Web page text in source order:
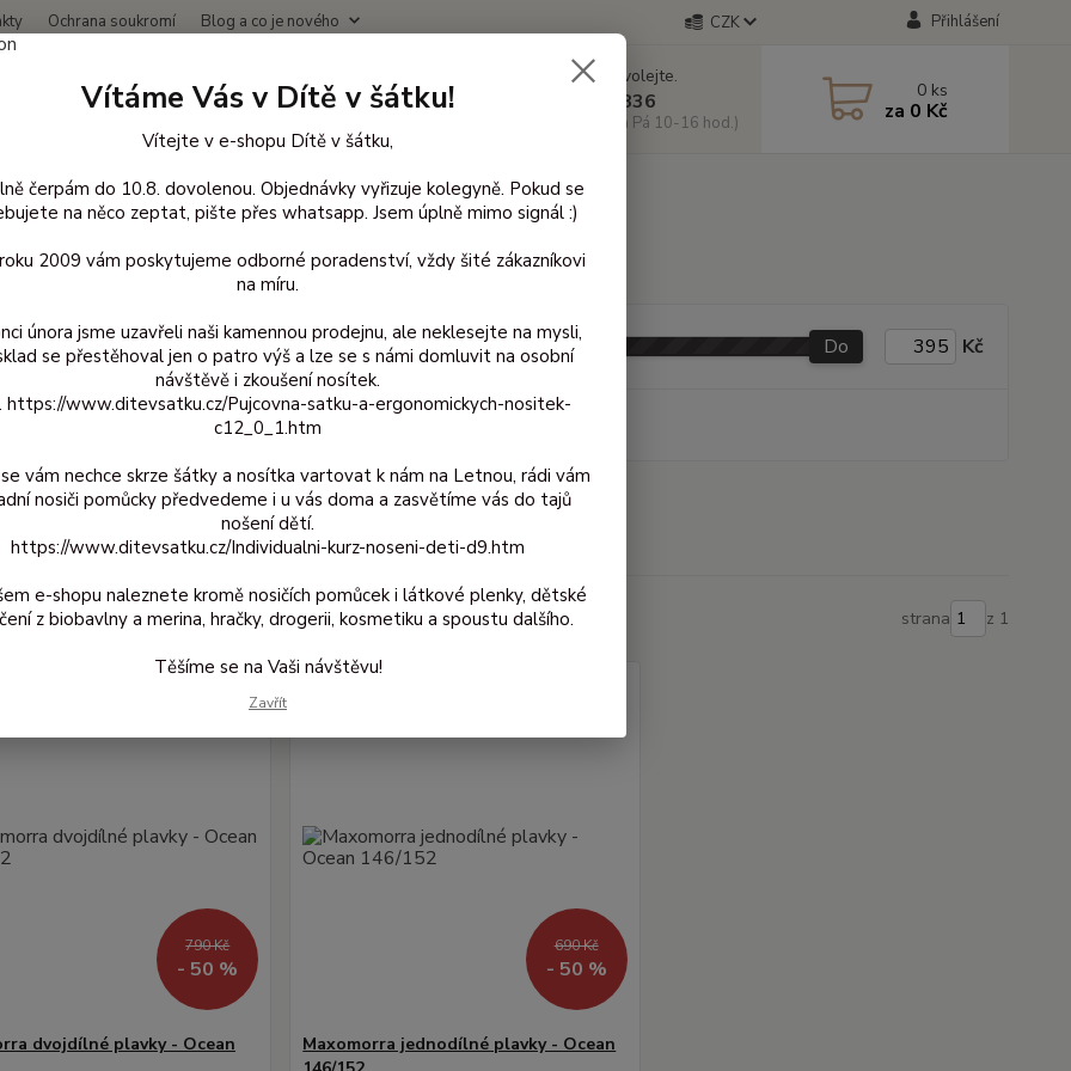
Ochrana soukromí Blog a co je nového CZK Přihlášení
Hledat
Nevíte si rady? Zavolejte.
+420 603 818 836
(Po-Čt 10-18 hod. a Pá 10-16 hod.)
0 ks
za 0 Kč
vodě, na plavání a kloboučky Maxomorra plavky 146/152
Kč Od Do Kč
Akce Doprava ZDARMA
Nejlevnější Nejdražší
2 z 2 strana z 1
790 Kč
- 50 %
dvojdílné plavky - Ocean
690 Kč
- 50 %
Maxomorra jednodílné plavky - Ocean
Vítáme Vás v Dítě v šátku!
Vítejte v e-shopu Dítě v šátku,
čerpám do 10.8. dovolenou. Objednávky vyřizuje kolegyně. Pokud se
na něco zeptat, pište přes whatsapp. Jsem úplně mimo signál :)
2009 vám poskytujeme odborné poradenství, vždy šité zákazníkovi
na míru.
února jsme uzavřeli naši kamennou prodejnu, ale neklesejte na mysli,
se přestěhoval jen o patro výš a lze se s námi domluvit na osobní
návštěvě i zkoušení nosítek.
https://www.ditevsatku.cz/Pujcovna-satku-a-ergonomickych-nositek-
c12_0_1.htm
vám nechce skrze šátky a nosítka vartovat k nám na Letnou, rádi vám
nosiči pomůcky předvedeme i u vás doma a zasvětíme vás do tajů
nošení dětí.
https://www.ditevsatku.cz/Individualni-kurz-noseni-deti-d9.htm
e-shopu naleznete kromě nosičích pomůcek i látkové plenky, dětské
z biobavlny a merina, hračky, drogerii, kosmetiku a spoustu dalšího.
Těšíme se na Vaši návštěvu!
Zavřít